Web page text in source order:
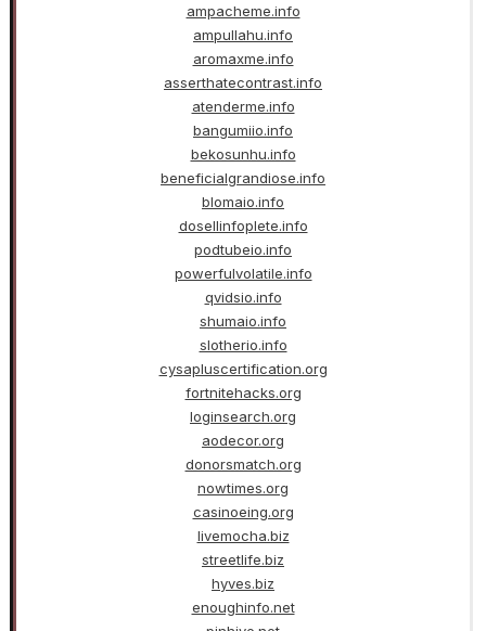
ampacheme.info
ampullahu.info
aromaxme.info
asserthatecontrast.info
atenderme.info
bangumiio.info
bekosunhu.info
beneficialgrandiose.info
blomaio.info
dosellinfoplete.info
podtubeio.info
powerfulvolatile.info
qvidsio.info
shumaio.info
slotherio.info
cysapluscertification.org
fortnitehacks.org
loginsearch.org
aodecor.org
donorsmatch.org
nowtimes.org
casinoeing.org
livemocha.biz
streetlife.biz
hyves.biz
enoughinfo.net